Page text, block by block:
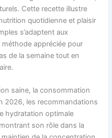
Cette recette illustre
quotidienne et plaisir
s’adaptent aux
appréciée pour
de la semaine tout en
saine, la consommation
2026, les recommandations
hydratation optimale
son rôle dans la